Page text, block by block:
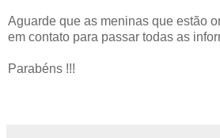
Aguarde que as meninas que estão
em contato para passar todas as
Parabéns !!!